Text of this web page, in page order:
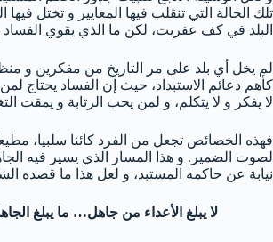
تلك الحالة التي تنقلب فيها المعايير و تختل
البلد في كف عفريت، لكن ما الذي يقوي الفساد
لم يخل أي بلد على مر التاريخ من مفكرين و
كأهم دعائم الاستبداد، حيث إن الفساد يحتاج
لا يفكر و لا يتكلم، و لمن يحب الرتابة و يمقت
فهذه الخصائص تجعل من الفرد كائنا سلبيا،
لصوت الضمير. و هذا المسار الذي يسير فيه
نيابة عن حاكمه المستبد، و لعل هذا ما قصده
لا يبلغ الأعداء من جاهل… ما يبلغ